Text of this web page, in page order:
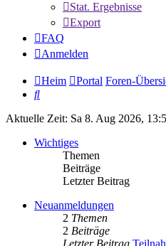
Stat. Ergebnisse
Export
FAQ
Anmelden
Heim Portal Foren-
Suche
Aktuelle Zeit: Sa 8. Aug 2026,
Wichtiges
Themen
Beiträge
Letzter Beitrag
Neuanmeldungen
2 Themen
2 Beiträge